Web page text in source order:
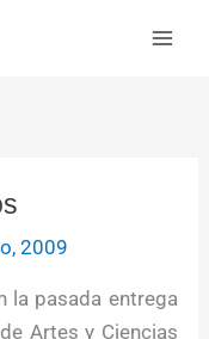
2009
la pasada entrega
Artes y Ciencias